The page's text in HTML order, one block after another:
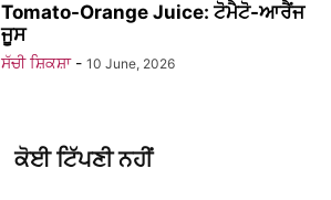
Tomato-Orange Juice: ਟੋਮੈਟੋ-ਆਰੈਂਜ
ਜੂਸ
ਸੱਚੀ ਸ਼ਿਕਸ਼ਾ - 10 June, 2026
ਕੋਈ ਟਿੱਪਣੀ ਨਹੀਂ